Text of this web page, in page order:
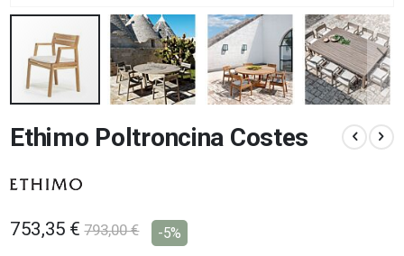
all'inizio
della
di
Ethimo Poltroncina Costes
753,35 € 793,00 € -5%